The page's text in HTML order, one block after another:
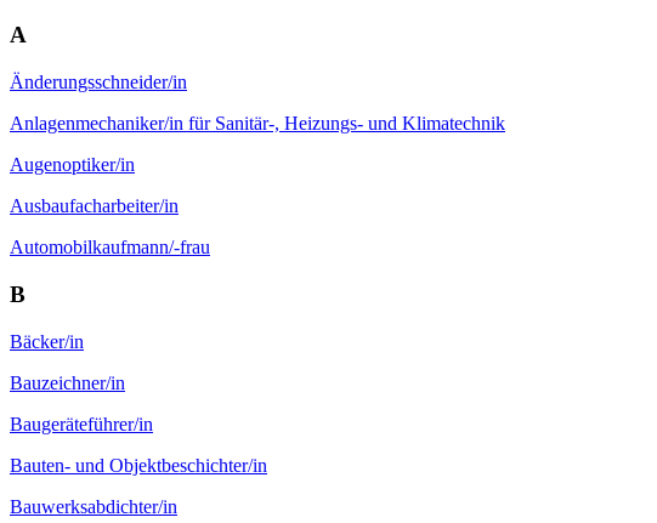
A
Änderungs­schneider/in
Anlagen­mechaniker/in für Sanitär-, Heizungs- und Klimatechnik
Augen­optiker/in
Ausbaufach­arbeiter/in
Automobil­kaufmann/-frau
B
Bäcker/in
Bau­zeichner/in
Baugeräte­führer/in
Bauten- und Objekt­beschichter/in
Bauwerks­abdichter/in